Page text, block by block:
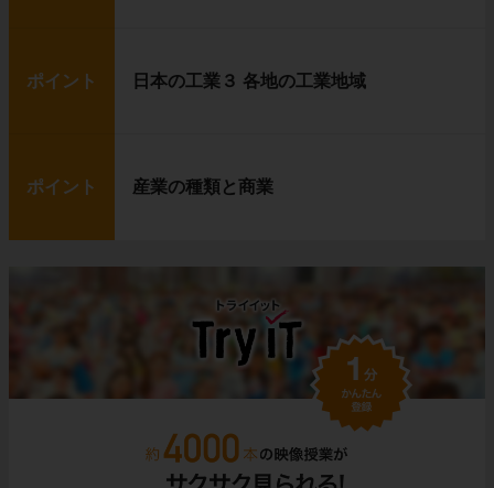
ポイント 日本の工業３ 各地の工業地域
ポイント 産業の種類と商業